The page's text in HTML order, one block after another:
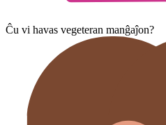
Ĉu vi havas vegeteran manĝaĵon?